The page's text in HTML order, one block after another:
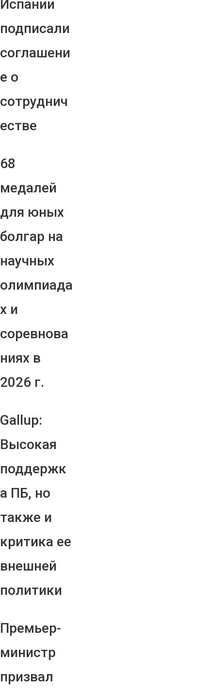
Испании
подписали
соглашени
е о
сотруднич
естве
68
медалей
для юных
болгар на
научных
олимпиада
х и
соревнова
ниях в
2026 г.
Gallup:
Высокая
поддержк
а ПБ, но
также и
критика ее
внешней
политики
Премьер-
министр
призвал